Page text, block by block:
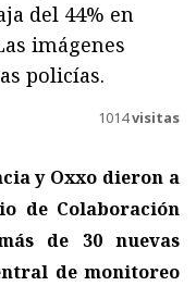
del 44% en
imágenes
policías.
1014visitas
y Oxxo dieron a
de Colaboración
de 30 nuevas
de monitoreo